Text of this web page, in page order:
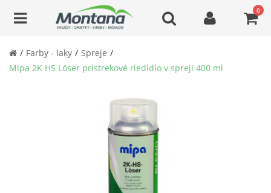
0
Farby - laky
Spreje
Mipa 2K HS Löser prístrekové riedidlo v spreji 400 ml